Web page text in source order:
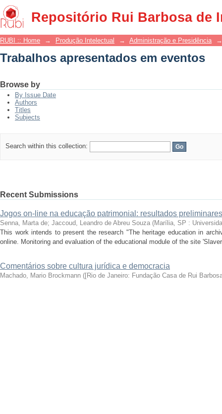
Repositório Rui Barbosa de
Trabalhos apresentados em eventos
RUBI :: Home → Produção Intelectual → Administração e Presidência →
Trabalhos apresentados em eventos
Browse by
By Issue Date
Authors
Titles
Subjects
Search within this collection:
Recent Submissions
Jogos on-line na educação patrimonial: resultados preliminares
Senna, Marta de; Jaccoud, Leandro de Abreu Souza (Marília, SP :
This work intends to present the research "The heritage education in
online. Monitoring and evaluation of the educational module of the site
Comentários sobre cultura jurídica e democracia
Machado, Mario Brockmann ([Rio de Janeiro: Fundação Casa de Rui